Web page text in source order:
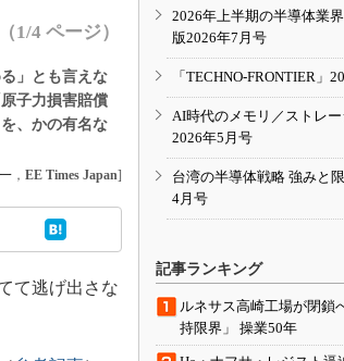
人とくるま展
（1/4 ページ）
」とも言えな
子力損害賠償
、かの有名な
， EE Times Japan]
て逃げ出さな
2026年上半期の半導体業
版2026年7月号
「TECHNO-FRONTIER」
AI時代のメモリ／ストレ
2026年5月号
台湾の半導体戦略 強みと
4月号
記事ランキング
ルネサス高崎工場が閉鎖
持限界」 操業50年